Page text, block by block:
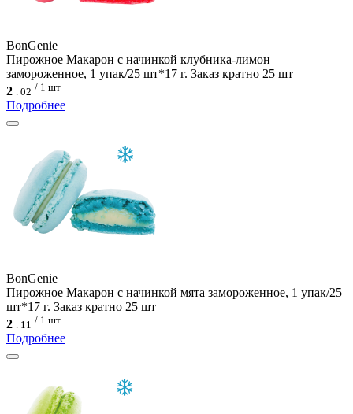
BonGenie
Пирожное Макарон с начинкой клубника-лимон
замороженное, 1 упак/25 шт*17 г. Заказ кратно 25 шт
2 . 02 / 1 шт
Подробнее
BonGenie
Пирожное Макарон с начинкой мята замороженное, 1 упак/25
шт*17 г. Заказ кратно 25 шт
2 . 11 / 1 шт
Подробнее